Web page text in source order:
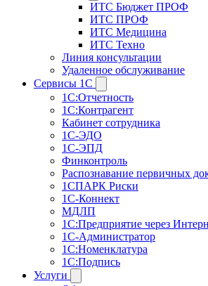
ИТС Бюджет ПРОФ
ИТС ПРОФ
ИТС Медицина
ИТС Техно
Линия консультации
Удаленное обслуживание
Сервисы 1С
1С:Отчетность
1С:Контрагент
Кабинет сотрудника
1С-ЭДО
1С-ЭПД
Финконтроль
Распознавание первичных
1СПАРК Риски
1С-Коннект
МДЛП
1С:Предприятие через
1С-Администратор
1С:Номенклатура
1С:Подпись
Услуги